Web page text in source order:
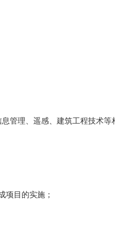
管理、遥感、建筑工程技术等
项目的实施；